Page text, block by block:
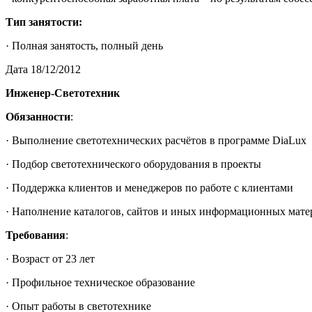
Тип занятости:
· Полная занятость, полный день
Дата 18/12/2012
Инженер-Светотехник
Обязанности:
· Выполнение светотехнических расчётов в программе DiaLux
· Подбор светотехнического оборудования в проекты
· Поддержка клиентов и менеджеров по работе с клиентами
· Наполнение каталогов, сайтов и иных информационных
Требования:
· Возраст от 23 лет
· Профильное техническое образование
· Опыт работы в светотехнике